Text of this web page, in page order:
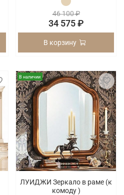
46 100 ₽
34 575 ₽
В корзину
В наличии
ЛУИДЖИ Зеркало в раме (к
комоду )